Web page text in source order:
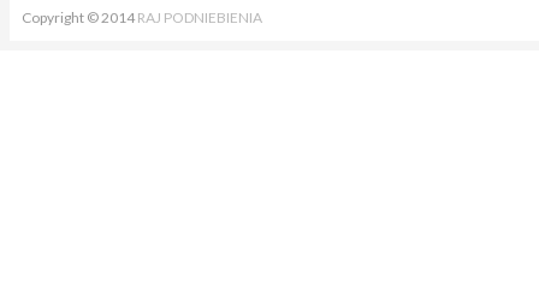
Copyright © 2014 RAJ PODNIEBIENIA